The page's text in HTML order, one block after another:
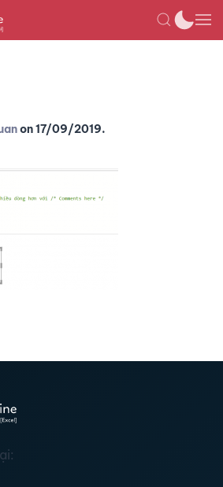
on17/09/2019.